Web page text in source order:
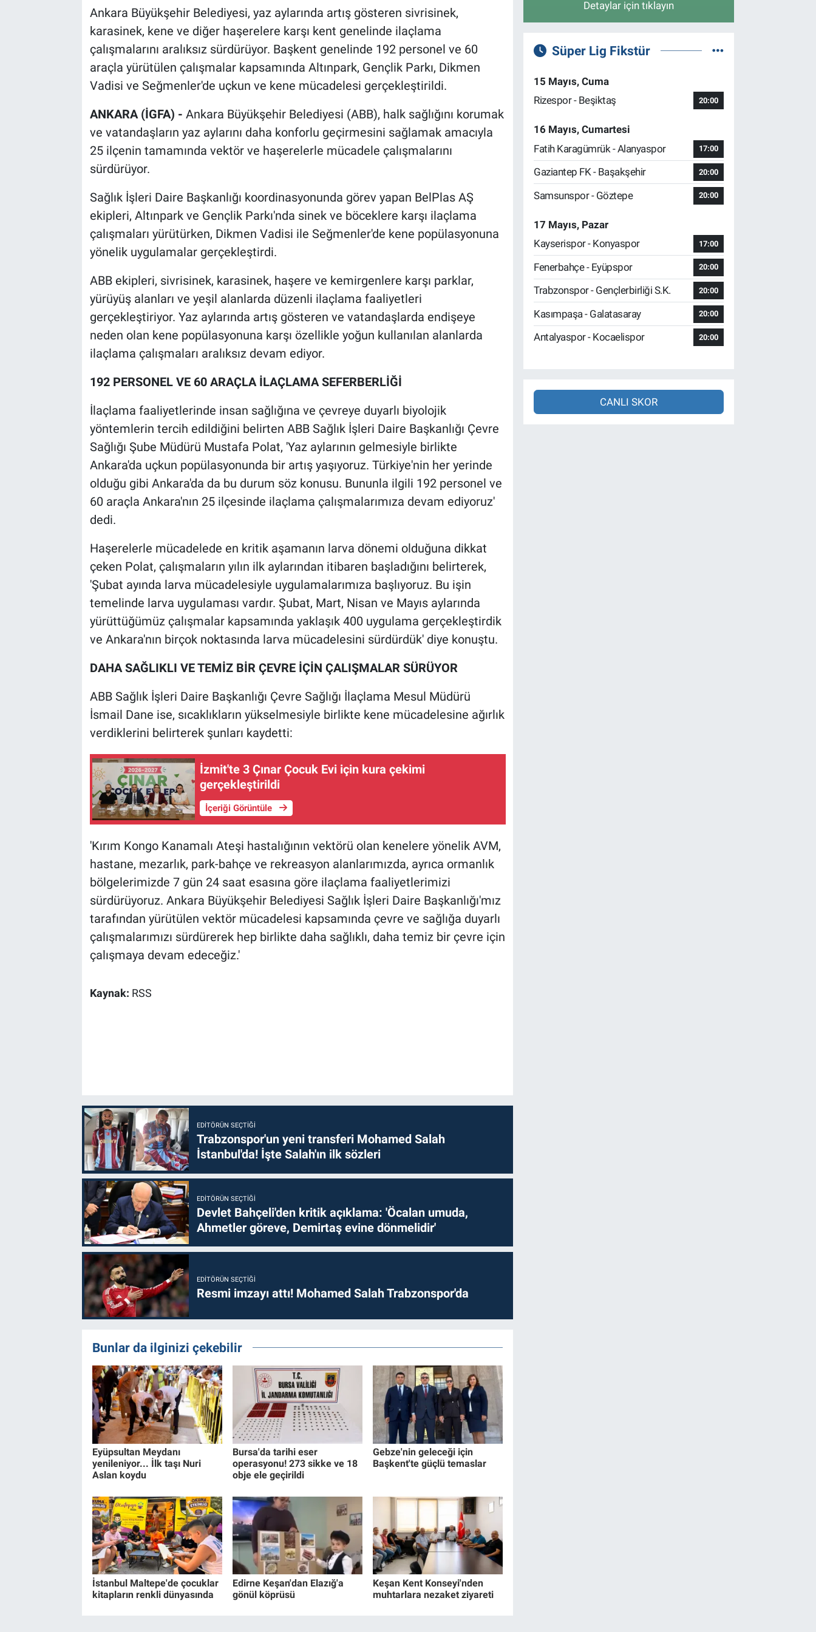
Ankara Büyükşehir Belediyesi, yaz aylarında artış gösteren sivrisinek,
karasinek, kene ve diğer haşerelere karşı kent genelinde ilaçlama
çalışmalarını aralıksız sürdürüyor. Başkent genelinde 192 personel ve 60
araçla yürütülen çalışmalar kapsamında Altınpark, Gençlik Parkı, Dikmen
Vadisi ve Seğmenler'de uçkun ve kene mücadelesi gerçekleştirildi.
ANKARA (İGFA) - Ankara Büyükşehir Belediyesi (ABB), halk sağlığını korumak
ve vatandaşların yaz aylarını daha konforlu geçirmesini sağlamak amacıyla
25 ilçenin tamamında vektör ve haşerelerle mücadele çalışmalarını
sürdürüyor.
Sağlık İşleri Daire Başkanlığı koordinasyonunda görev yapan BelPlas AŞ
ekipleri, Altınpark ve Gençlik Parkı'nda sinek ve böceklere karşı ilaçlama
çalışmaları yürütürken, Dikmen Vadisi ile Seğmenler'de kene popülasyonuna
yönelik uygulamalar gerçekleştirdi.
ABB ekipleri, sivrisinek, karasinek, haşere ve kemirgenlere karşı parklar,
yürüyüş alanları ve yeşil alanlarda düzenli ilaçlama faaliyetleri
gerçekleştiriyor. Yaz aylarında artış gösteren ve vatandaşlarda endişeye
neden olan kene popülasyonuna karşı özellikle yoğun kullanılan alanlarda
ilaçlama çalışmaları aralıksız devam ediyor.
192 PERSONEL VE 60 ARAÇLA İLAÇLAMA SEFERBERLİĞİ
İlaçlama faaliyetlerinde insan sağlığına ve çevreye duyarlı biyolojik
yöntemlerin tercih edildiğini belirten ABB Sağlık İşleri Daire Başkanlığı Çevre
Sağlığı Şube Müdürü Mustafa Polat, 'Yaz aylarının gelmesiyle birlikte
Ankara'da uçkun popülasyonunda bir artış yaşıyoruz. Türkiye'nin her yerinde
olduğu gibi Ankara'da da bu durum söz konusu. Bununla ilgili 192 personel ve
60 araçla Ankara'nın 25 ilçesinde ilaçlama çalışmalarımıza devam ediyoruz'
dedi.
Haşerelerle mücadelede en kritik aşamanın larva dönemi olduğuna dikkat
çeken Polat, çalışmaların yılın ilk aylarından itibaren başladığını belirterek,
'Şubat ayında larva mücadelesiyle uygulamalarımıza başlıyoruz. Bu işin
temelinde larva uygulaması vardır. Şubat, Mart, Nisan ve Mayıs aylarında
yürüttüğümüz çalışmalar kapsamında yaklaşık 400 uygulama gerçekleştirdik
ve Ankara'nın birçok noktasında larva mücadelesini sürdürdük' diye konuştu.
DAHA SAĞLIKLI VE TEMİZ BİR ÇEVRE İÇİN ÇALIŞMALAR SÜRÜYOR
ABB Sağlık İşleri Daire Başkanlığı Çevre Sağlığı İlaçlama Mesul Müdürü
İsmail Dane ise, sıcaklıkların yükselmesiyle birlikte kene mücadelesine ağırlık
verdiklerini belirterek şunları kaydetti:
İzmit'te 3 Çınar Çocuk Evi için kura çekimi
gerçekleştirildi
İçeriği Görüntüle
'Kırım Kongo Kanamalı Ateşi hastalığının vektörü olan kenelere yönelik AVM,
hastane, mezarlık, park-bahçe ve rekreasyon alanlarımızda, ayrıca ormanlık
bölgelerimizde 7 gün 24 saat esasına göre ilaçlama faaliyetlerimizi
sürdürüyoruz. Ankara Büyükşehir Belediyesi Sağlık İşleri Daire Başkanlığı'mız
tarafından yürütülen vektör mücadelesi kapsamında çevre ve sağlığa duyarlı
çalışmalarımızı sürdürerek hep birlikte daha sağlıklı, daha temiz bir çevre için
çalışmaya devam edeceğiz.'
Kaynak: RSS
EDITÖRÜN SEÇTIĞI
Trabzonspor'un yeni transferi Mohamed Salah
İstanbul'da! İşte Salah'ın ilk sözleri
EDITÖRÜN SEÇTIĞI
Devlet Bahçeli'den kritik açıklama: 'Öcalan umuda,
Ahmetler göreve, Demirtaş evine dönmelidir'
EDITÖRÜN SEÇTIĞI
Resmi imzayı attı! Mohamed Salah Trabzonspor'da
Bunlar da ilginizi çekebilir
Eyüpsultan Meydanı
yenileniyor... İlk taşı Nuri
Aslan koydu
Bursa'da tarihi eser
operasyonu! 273 sikke ve 18
obje ele geçirildi
Gebze'nin geleceği için
Başkent'te güçlü temaslar
İstanbul Maltepe'de çocuklar
kitapların renkli dünyasında
Edirne Keşan'dan Elazığ'a
gönül köprüsü
Keşan Kent Konseyi'nden
muhtarlara nezaket ziyareti
Detaylar için tıklayın
Süper Lig Fikstür
15 Mayıs, Cuma
Rizespor - Beşiktaş
20:00
16 Mayıs, Cumartesi
Fatih Karagümrük - Alanyaspor
17:00
Gaziantep FK - Başakşehir 20:00
Samsunspor - Göztepe 20:00
17 Mayıs, Pazar
Kayserispor - Konyaspor
17:00
Fenerbahçe - Eyüpspor 20:00
Trabzonspor - Gençlerbirliği S.K. 20:00
Kasımpaşa - Galatasaray 20:00
Antalyaspor - Kocaelispor 20:00
CANLI SKOR